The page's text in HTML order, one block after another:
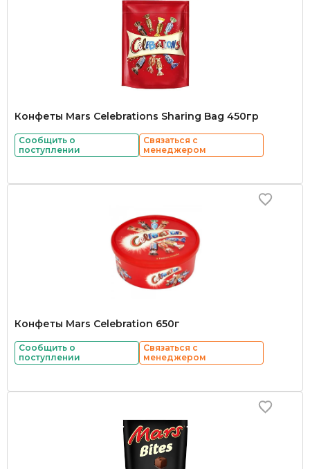
Конфеты Mars Celebrations Sharing Bag 450гр
Сообщить о
поступлении
Связаться с
менеджером
Конфеты Mars Celebration 650г
Сообщить о
поступлении
Связаться с
менеджером